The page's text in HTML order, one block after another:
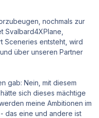
nochmals zur
Svalbard4XPlane
Sceneries entsteht, wird
über unseren Partner
gab: Nein, mit diesem
sich dieses mächtige
meine Ambitionen im
das eine und andere ist